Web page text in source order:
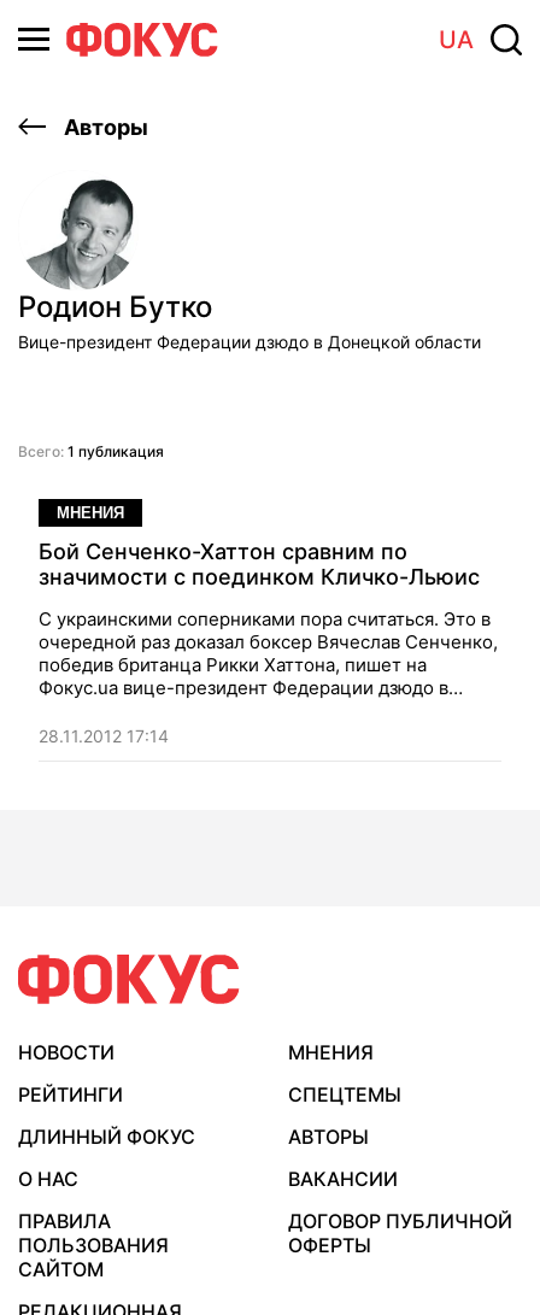
UA
Авторы
Родион Бутко
Вице-президент Федерации дзюдо в Донецкой области
Всего: 1 публикация
МНЕНИЯ
Бой Сенченко-Хаттон сравним по
значимости с поединком Кличко-Льюис
С украинскими соперниками пора считаться. Это в
очередной раз доказал боксер Вячеслав Сенченко,
победив британца Рикки Хаттона, пишет на
Фокус.ua вице-президент Федерации дзюдо в
28.11.2012 17:14
НОВОСТИ
МНЕНИЯ
РЕЙТИНГИ
СПЕЦТЕМЫ
ДЛИННЫЙ ФОКУС
АВТОРЫ
О НАС
ВАКАНСИИ
ПРАВИЛА
ПОЛЬЗОВАНИЯ
САЙТОМ
ДОГОВОР ПУБЛИЧНОЙ
ОФЕРТЫ